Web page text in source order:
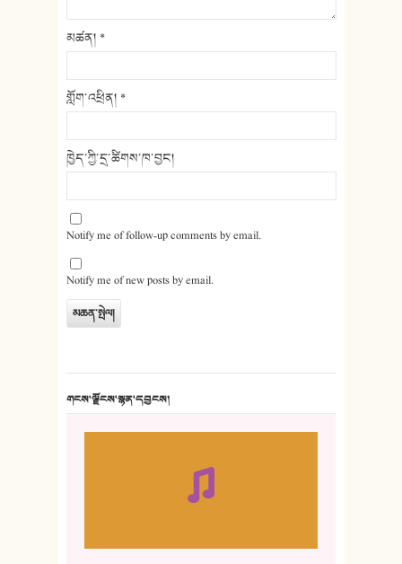
མཚན། *
གློག་འཕྲིན། *
ཁྱེད་ཀྱི་དྲ་ཚིགས་ཁ་བྱང།
Notify me of follow-up comments by email.
Notify me of new posts by email.
གངས་ལྗོངས་སྙན་དབྱངས།